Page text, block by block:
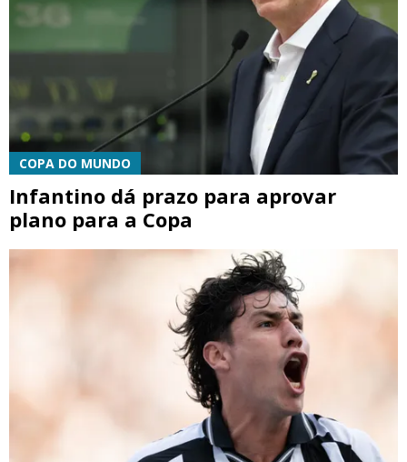
COPA DO MUNDO
Infantino dá prazo para aprovar
plano para a Copa